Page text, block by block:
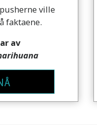
ville
faktaene.
av